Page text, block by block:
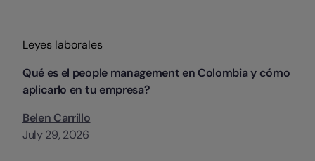
Categorias
Leyes laborales
Qué es el people management en Colombia y cómo
aplicarlo en tu empresa?
Belen Carrillo
July 29, 2026